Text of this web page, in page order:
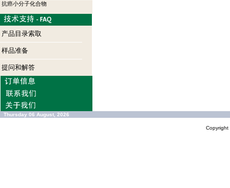
抗癌小分子化合物
产品目录索取
样品准备
提问和解答
Thursday 06 August, 2026